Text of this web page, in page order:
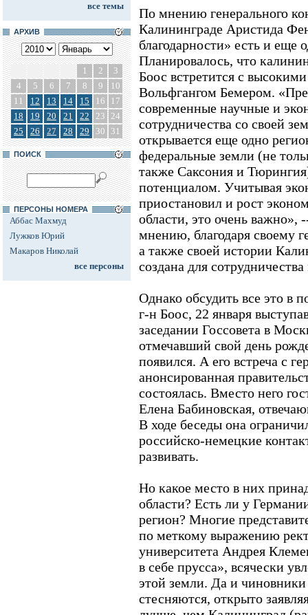
все темы
АРХИВ
1 2
3
4
5 6 7 8 9
10
11
12 13 14 15 16
17
18
19 20 21 22 23 24
25
26 27 28 29 30 31
ПОИСК
ПЕРСОНЫ НОМЕРА
Аббас Махмуд
Лужков Юрий
Макаров Николай
все персоны
По мнению генерального
Калининграде Аристида
благодарности» есть и еще
Планировалось, что
Боос встретится с
Вольфгангом Бемером.
современные научные и
сотрудничества со своей
открывается еще одно
федеральные земли (не
также Саксония и
потенциалом. Учитывая
приостановил и рост
области, это очень важно»,
мнению, благодаря своему
а также своей истории
создана для
Однако обсудить все это в
г-н Боос, 22 января
заседании Госсовета в
отмечавший свой день
появился. А его встреча с
анонсированная
состоялась. Вместо него
Елена Бабиновская,
В ходе беседы она
российско-немецкие
развивать.
Но какое место в них
области? Есть ли у
регион? Многие
по меткому выражению
университета Андрея
в себе прусса», всячески
этой земли. Да и
стесняются, открыто